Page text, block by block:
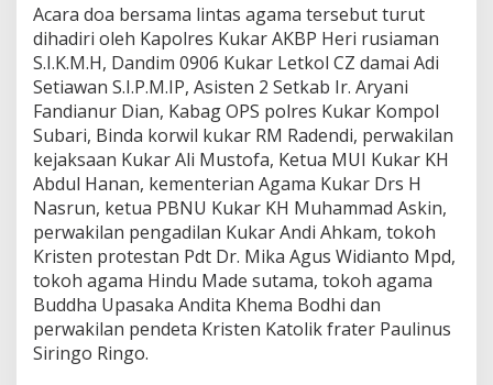
K
k
r
H
d
i
r
i
D
o
a
B
e
r
s
a
Acara doa bersama lintas agama tersebut turut
dihadiri oleh Kapolres Kukar AKBP Heri rusiaman
S.I.K.M.H, Dandim 0906 Kukar Letkol CZ damai Adi
Setiawan S.I.P.M.IP, Asisten 2 Setkab Ir. Aryani
Fandianur Dian, Kabag OPS polres Kukar Kompol
Subari, Binda korwil kukar RM Radendi, perwakilan
kejaksaan Kukar Ali Mustofa, Ketua MUI Kukar KH
Abdul Hanan, kementerian Agama Kukar Drs H
Nasrun, ketua PBNU Kukar KH Muhammad Askin,
perwakilan pengadilan Kukar Andi Ahkam, tokoh
Kristen protestan Pdt Dr. Mika Agus Widianto Mpd,
tokoh agama Hindu Made sutama, tokoh agama
Buddha Upasaka Andita Khema Bodhi dan
perwakilan pendeta Kristen Katolik frater Paulinus
Siringo Ringo.